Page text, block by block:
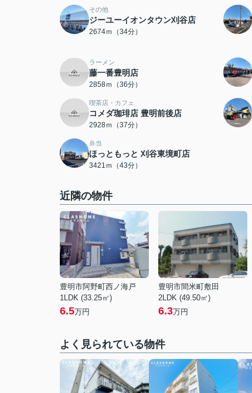
その他
ジーユーイオンタウン刈谷店
2674ｍ（34分）
ラーメン
藤一番豊明店
2858ｍ（36分）
喫茶店・カフェ
コメダ珈琲店 豊明前後店
2928ｍ（37分）
弁当
ほっともっと 刈谷東境町店
3421ｍ（43分）
近隣の物件
豊明市阿野町西ノ海戸
1LDK (33.25㎡)
6.5万円
豊明市間米町敷田
2LDK (49.50㎡)
6.3万円
よく見られている物件